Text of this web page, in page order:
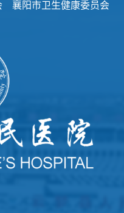
襄阳市卫生健康委员会